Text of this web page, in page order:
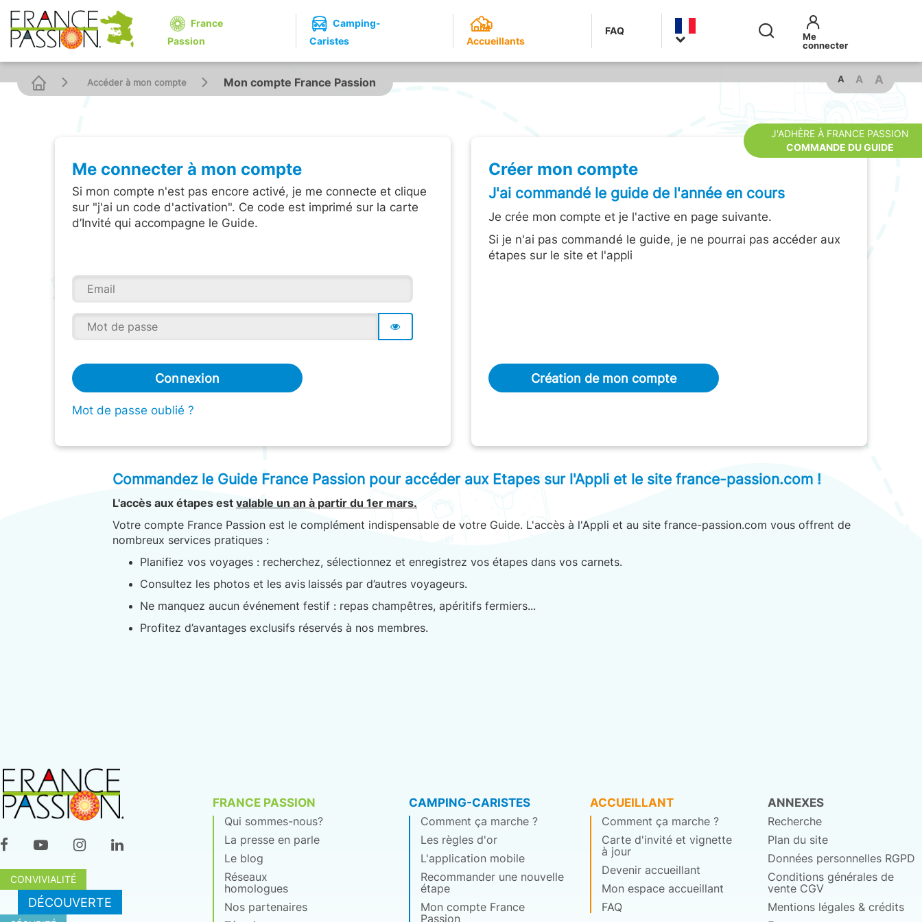
France
Passion
Camping-
Caristes
Accueillants
FAQ
J'ADHÈRE À FRANCE PASSION
COMMANDE DU GUIDE
Accéder à mon compte Mon compte France Passion A A A
Me connecter à mon compte
Si mon compte n'est pas encore activé, je me connecte et clique
sur "j'ai un code d'activation". Ce code est imprimé sur la carte
d’Invité qui accompagne le Guide.
Connexion
Mot de passe oublié ?
Créer mon compte
J'ai commandé le guide de l'année en cours
Je crée mon compte et je l'active en page suivante.
Si je n'ai pas commandé le guide, je ne pourrai pas accéder aux
étapes sur le site et l'appli
Création de mon compte
Commandez le Guide France Passion pour accéder aux Etapes sur l'Appli et le site france-passion.com !
L'accès aux étapes est valable un an à partir du 1er mars.
Votre compte France Passion est le complément indispensable de votre Guide. L'accès à l'Appli et au site france-passion.com vous offrent de
nombreux services pratiques :
Planifiez vos voyages : recherchez, sélectionnez et enregistrez vos étapes dans vos carnets.
Consultez les photos et les avis laissés par d’autres voyageurs.
Ne manquez aucun événement festif : repas champêtres, apéritifs fermiers...
Profitez d’avantages exclusifs réservés à nos membres.
CONVIVIALITÉ
DÉCOUVERTE
FRANCE PASSION
Qui sommes-nous?
La presse en parle
Le blog
Réseaux
homologues
Nos partenaires
CAMPING-CARISTES
Comment ça marche ?
Les règles d'or
L'application mobile
Recommander une nouvelle
étape
Mon compte France
Passion
ACCUEILLANT
Comment ça marche ?
Carte d'invité et vignette
à jour
Devenir accueillant
Mon espace accueillant
FAQ
ANNEXES
Recherche
Plan du site
Données personnelles RGPD
Conditions générales de
vente CGV
Mentions légales & crédits